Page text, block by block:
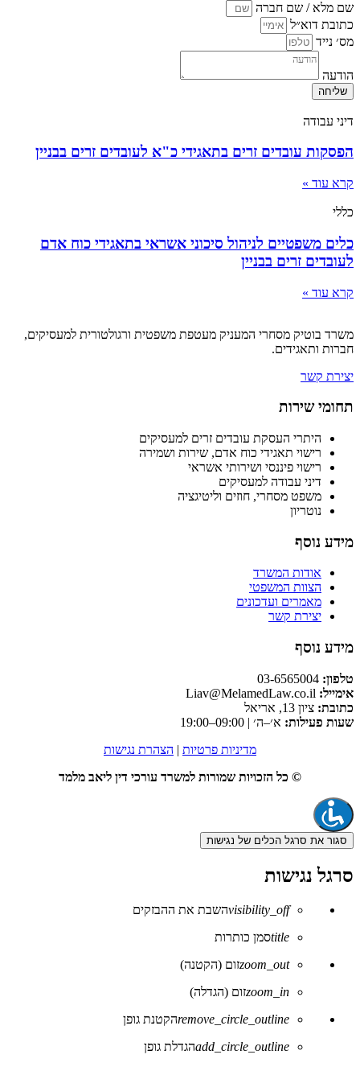
שם מלא / שם חברה
כתובת דוא״ל
מס׳ נייד
הודעה
שליחה
דיני עבודה
הפסקות עובדים זרים בתאגידי כ"א לעובדים זרים בבניין
קרא עוד »
כללי
כלים משפטיים לניהול סיכוני אשראי בתאגידי כוח אדם
לעובדים זרים בבניין
קרא עוד »
משרד בוטיק מסחרי המעניק מעטפת משפטית ורגולטורית למעסיקים,
חברות ותאגידים.
יצירת קשר
תחומי שירות
היתרי העסקת עובדים זרים למעסיקים
רישוי תאגידי כוח אדם, שירות ושמירה
רישוי פיננסי ושירותי אשראי
דיני עבודה למעסיקים
משפט מסחרי, חוזים וליטיגציה
נוטריון
מידע נוסף
אודות המשרד
הצוות המשפטי
מאמרים ועדכונים
יצירת קשר
מידע נוסף
טלפון:
אימייל: Liav@MelamedLaw.co.il
כתובת: ציון 13, אריאל
שעות פעילות: א׳–ה׳ | 09:00–19:00
מדיניות פרטיות | הצהרת נגישות
© כל הזכויות שמורות למשרד עורכי דין ליאב מלמד
סגור את סרגל הכלים של נגישות
סרגל נגישות
visibility_offהשבת את ההבזקים
titleסמן כותרות
zoom_outזום (הקטנה)
zoom_inזום (הגדלה)
remove_circle_outlineהקטנת גופן
add_circle_outlineהגדלת גופן